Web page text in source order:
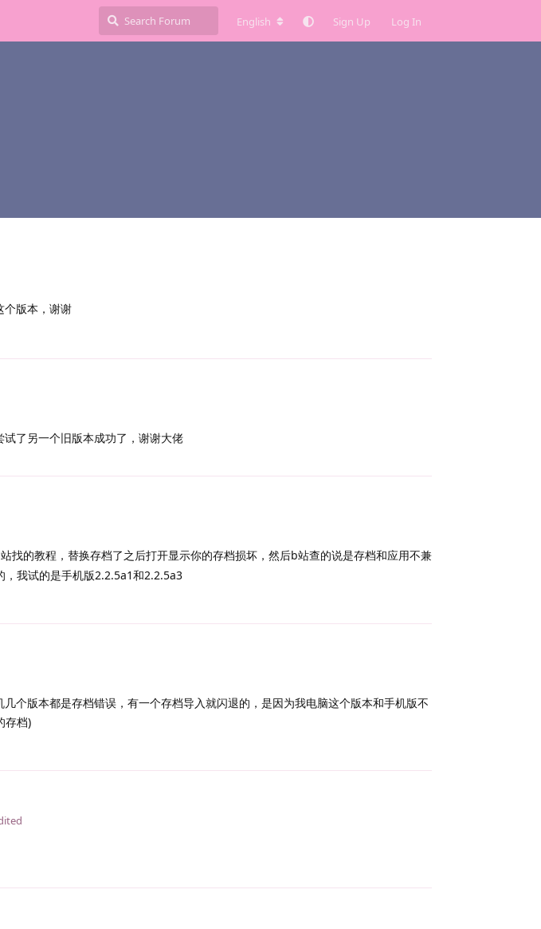
English Sign Up Log In
个版本，谢谢
试了另一个旧版本成功了，谢谢大佬
找的教程，替换存档了之后打开显示你的存档损坏，然后b站查的说是存档和应用不兼
，我试的是手机版2.2.5a1和2.2.5a3
几个版本都是存档错误，有一个存档导入就闪退的，是因为我电脑这个版本和手机版不
存档)